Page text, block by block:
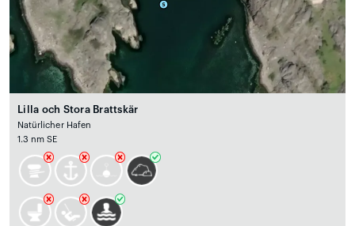
Lilla och Stora Brattskär
Natürlicher Hafen
1.3 nm SE